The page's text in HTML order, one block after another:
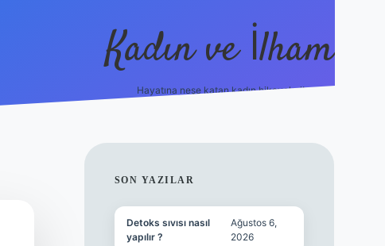
Kadın ve İlham
Hayatına neşe katan kadın hikayeleri!
SIDEBAR
SON YAZILAR
Detoks sıvısı nasıl
yapılır ?
Ağustos 6,
2026
https://